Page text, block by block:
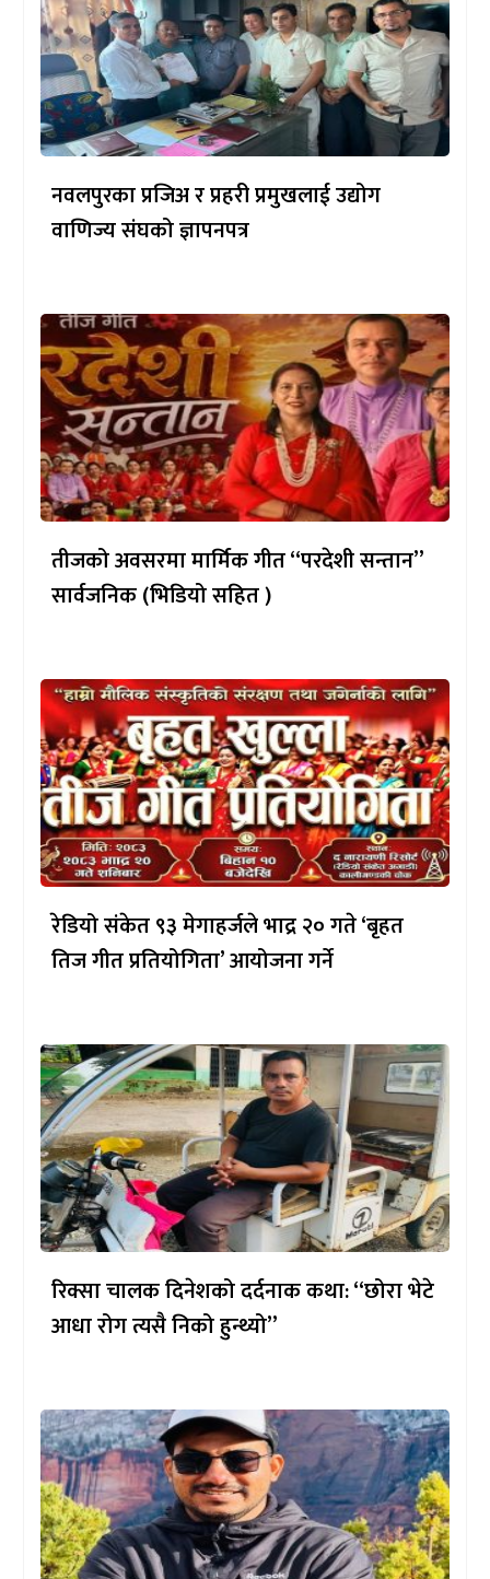
नवलपुरका प्रजिअ र प्रहरी प्रमुखलाई उद्योग
वाणिज्य संघको ज्ञापनपत्र
तीजको अवसरमा मार्मिक गीत “परदेशी सन्तान”
सार्वजनिक (भिडियो सहित )
रेडियो संकेत ९३ मेगाहर्जले भाद्र २० गते ‘बृहत
तिज गीत प्रतियोगिता’ आयोजना गर्ने
रिक्सा चालक दिनेशको दर्दनाक कथा: “छोरा भेटे
आधा रोग त्यसै निको हुन्थ्यो”